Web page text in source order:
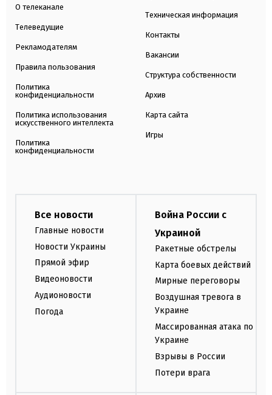
О телеканале
Телеведущие
Рекламодателям
Правила пользования
Политика
конфиденциальности
Политика использования
искусственного интеллекта
Политика
конфиденциальности
Техническая информация
Контакты
Вакансии
Структура собственности
Архив
Карта сайта
Игры
Все новости
Главные новости
Новости Украины
Прямой эфир
Видеоновости
Аудионовости
Погода
Война России с
Украиной
Ракетные обстрелы
Карта боевых действий
Мирные переговоры
Воздушная тревога в
Украине
Массированная атака по
Украине
Взрывы в России
Потери врага